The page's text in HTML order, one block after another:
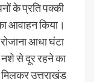
के प्रति पक्की
आवाहन किया।
आधा घंटा
नशे से दूर रहने का
उत्तराखंड